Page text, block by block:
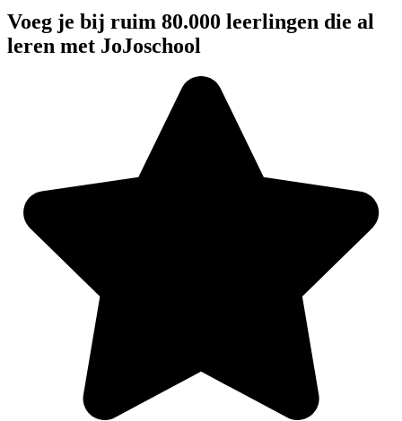
Voeg je bij ruim 80.000 leerlingen die al
leren met JoJoschool